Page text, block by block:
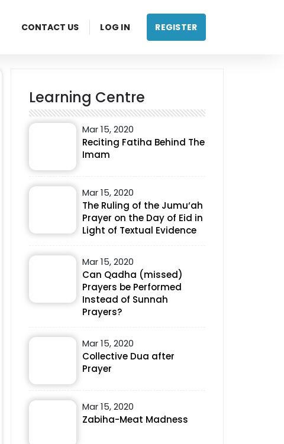
CONTACT US LOG IN REGISTER
Learning Centre
Mar 15, 2020
Reciting Fatiha Behind The
Imam
Mar 15, 2020
The Ruling of the Jumu‘ah
Prayer on the Day of Eid in
Light of Textual Evidence
Mar 15, 2020
Can Qadha (missed)
Prayers be Performed
Instead of Sunnah
Prayers?
Mar 15, 2020
Collective Dua after
Prayer
Mar 15, 2020
Zabiha-Meat Madness